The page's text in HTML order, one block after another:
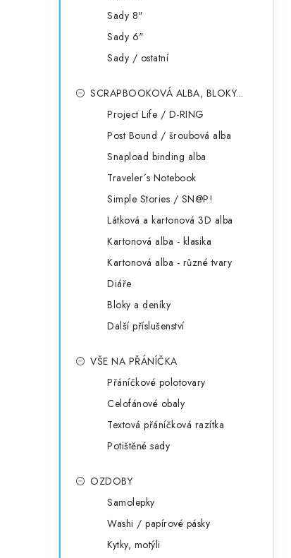
Sady 8"
Sady 6"
Sady / ostatní
SCRAPBOOKOVÁ ALBA, BLOKY...
Project Life / D-RING
Post Bound / šroubová alba
Snapload binding alba
Traveler´s Notebook
Simple Stories / SN@P!
Látková a kartonová 3D alba
Kartonová alba - klasika
Kartonová alba - různé tvary
Diáře
Bloky a deníky
Další příslušenství
VŠE NA PŘÁNÍČKA
Přáníčkové polotovary
Celofánové obaly
Textová přáníčková razítka
Potištěné sady
OZDOBY
Samolepky
Washi / papírové pásky
Kytky, motýli